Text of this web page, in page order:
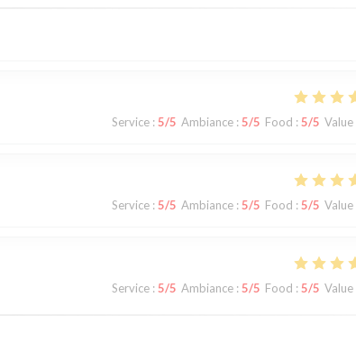
Service : 5/5 Ambiance : 5/5 Food : 5/5 Value
Service : 5/5 Ambiance : 5/5 Food : 5/5 Value
Service : 5/5 Ambiance : 5/5 Food : 5/5 Value